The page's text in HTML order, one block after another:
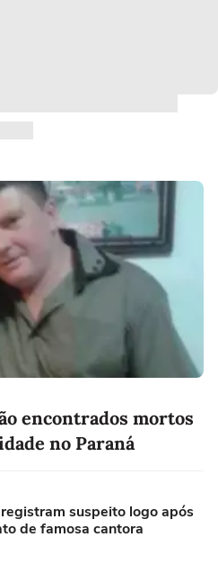
encontrados mortos
no Paraná
suspeito logo após
de famosa cantora